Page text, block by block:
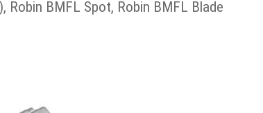
Robin BMFL Spot, Robin BMFL Blade